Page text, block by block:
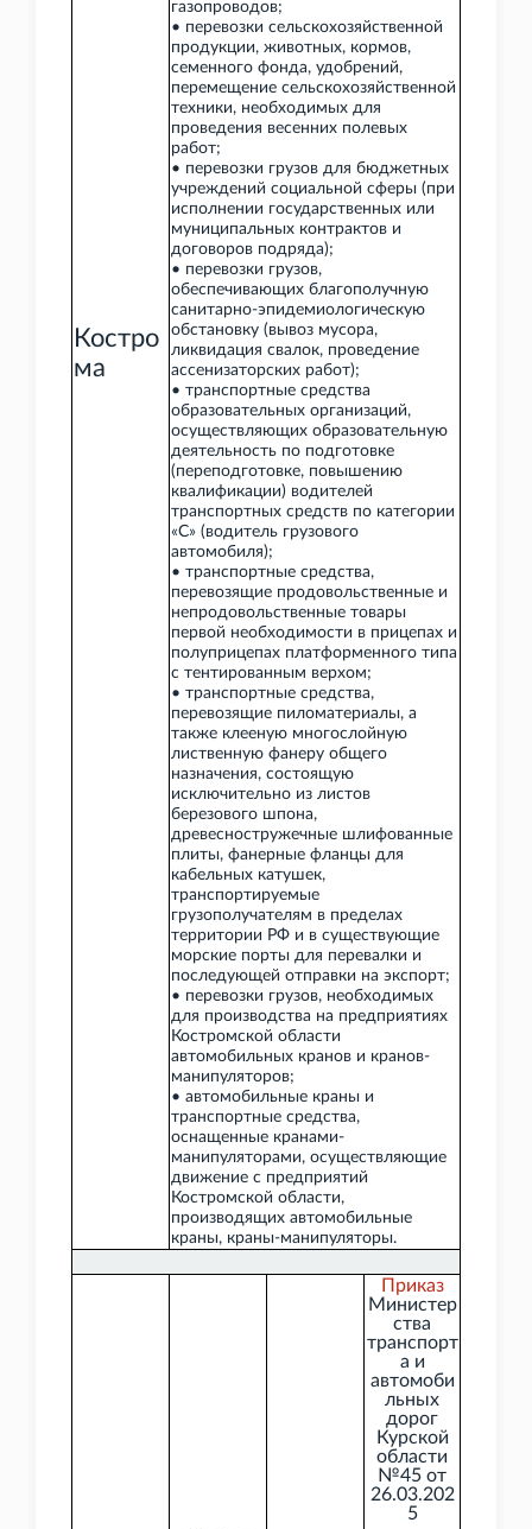
Костро
ма
газопроводов;
• перевозки сельскохозяйственной
продукции, животных, кормов,
семенного фонда, удобрений,
перемещение сельскохозяйственной
техники, необходимых для
проведения весенних полевых
работ;
• перевозки грузов для бюджетных
учреждений социальной сферы (при
исполнении государственных или
муниципальных контрактов и
договоров подряда);
• перевозки грузов,
обеспечивающих благополучную
санитарно-эпидемиологическую
обстановку (вывоз мусора,
ликвидация свалок, проведение
ассенизаторских работ);
• транспортные средства
образовательных организаций,
осуществляющих образовательную
деятельность по подготовке
(переподготовке, повышению
квалификации) водителей
транспортных средств по категории
«C» (водитель грузового
автомобиля);
• транспортные средства,
перевозящие продовольственные и
непродовольственные товары
первой необходимости в прицепах и
полуприцепах платформенного типа
с тентированным верхом;
• транспортные средства,
перевозящие пиломатериалы, а
также клееную многослойную
лиственную фанеру общего
назначения, состоящую
исключительно из листов
березового шпона,
древесностружечные шлифованные
плиты, фанерные фланцы для
кабельных катушек,
транспортируемые
грузополучателям в пределах
территории РФ и в существующие
морские порты для перевалки и
последующей отправки на экспорт;
• перевозки грузов, необходимых
для производства на предприятиях
Костромской области
автомобильных кранов и кранов-
манипуляторов;
• автомобильные краны и
транспортные средства,
оснащенные кранами-
манипуляторами, осуществляющие
движение с предприятий
Костромской области,
производящих автомобильные
краны, краны-манипуляторы.
Приказ
Министер
ства
транспорт
а и
автомоби
льных
дорог
Курской
области
№45 от
26.03.202
5